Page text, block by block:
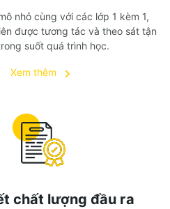
nhỏ cùng với các lớp 1 kèm 1,
được tương tác và theo sát tận
suốt quá trình học.
Xem thêm
chất lượng đầu ra